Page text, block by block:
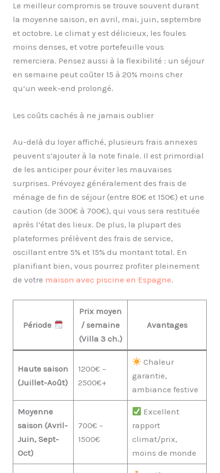
Le meilleur compromis se trouve souvent durant
la moyenne saison, en avril, mai, juin, septembre
et octobre. Le climat y est délicieux, les foules
moins denses, et votre portefeuille vous
remerciera. Pensez aussi à la flexibilité : un séjour
en semaine peut coûter 15 à 20% moins cher
qu’un week-end prolongé.
Les coûts cachés à ne jamais oublier
Au-delà du loyer affiché, plusieurs frais annexes
peuvent s’ajouter à la note finale. Il est primordial
de les anticiper pour éviter les mauvaises
surprises. Prévoyez généralement des frais de
ménage de fin de séjour (entre 80€ et 150€) et une
caution (de 300€ à 700€), qui vous sera restituée
après l’état des lieux. De plus, la plupart des
plateformes prélèvent des frais de service,
oscillant entre 5% et 15% du montant total. En
planifiant bien, vous pourrez profiter pleinement
de votre maison avec piscine en Espagne.
Période
Prix moyen
/ semaine
(Villa 3 ch.)
Avantages
Haute saison
(Juillet-Août)
1200€ –
2500€+
Chaleur
garantie,
ambiance festive
Moyenne
saison (Avril-
Juin, Sept-
Oct)
700€ –
1500€
Excellent
rapport
climat/prix,
moins de monde